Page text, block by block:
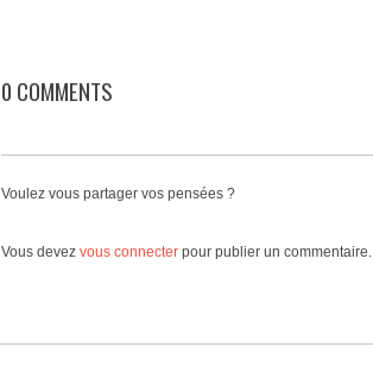
0 COMMENTS
Voulez vous partager vos pensées ?
Vous devez vous connecter pour publier un commentaire.